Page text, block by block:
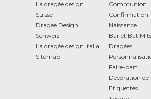
La dragée design
Suisse
Dragee Design
Schweiz
La dragée design Italia
Sitemap
Communion
Confirmation
Naissance
Bar et Bat
Dragées
Faire-part
Décoration de
Etiquettes